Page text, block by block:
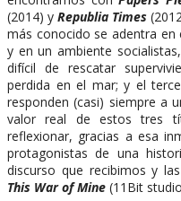
(2014) y Republia Times
más conocido se adentra en
y en un ambiente
difícil de rescatar
perdida en el mar; y el
responden (casi) siempre a
valor real de estos tres
reflexionar, gracias a esa
protagonistas de una
discurso que recibimos y
This War of Mine (11Bit